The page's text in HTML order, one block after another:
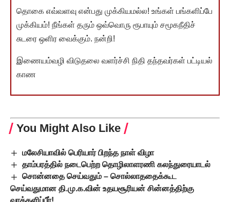
தொகை எவ்வளவு என்பது முக்கியமல்ல! உங்கள் பங்களிப்பே
முக்கியம்! நீங்கள் தரும் ஒவ்வொரு ரூபாயும் சமூகநீதிச்
சுடரை ஒளிர வைக்கும். நன்றி!
இணையம்வழி விடுதலை வளர்ச்சி நிதி தந்தவர்கள் பட்டியல்
காண
You Might Also Like
மலேசியாவில் பெரியார் பிறந்த நாள் விழா
தாம்பரத்தில் நடைபெற்ற தொழிலாளரணி கலந்துரையாடல்
சொன்னதை செய்வதும் – சொல்லாததைக்கூட
செய்வதுமான தி.மு.க.வின் உதயசூரியன் சின்னத்திற்கு
வாக்களிப்பீர்!